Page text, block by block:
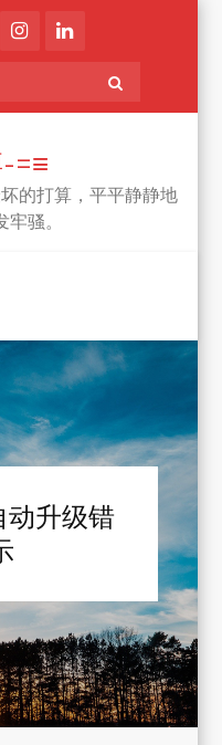
=≡
的打算，平平静静地
骚。
升级错